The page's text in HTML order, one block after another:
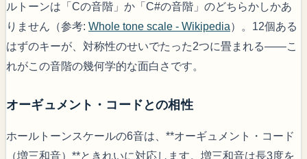
ルトーンは「Cの音階」か「C#の音階」のどちらかしかあ
りません（参考: Whole tone scale - Wikipedia）。12個ある
はずのキーが、対称性のせいでたった2つに畳まれる——こ
れがこの音階の幾何学的な面白さです。
オーギュメント・コードとの相性
ホールトーンスケールの6音は、**オーギュメント・コード
（増三和音）**ときれいに対応します。増三和音は長3度を